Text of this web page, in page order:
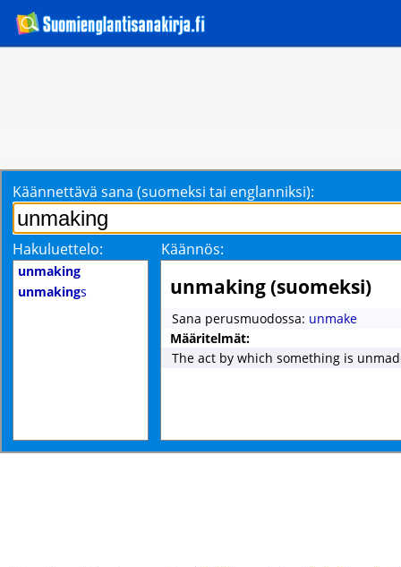
Käännettävä sana (suomeksi tai englanniksi):
Hakuluettelo: Käännös:
unmaking
unmakings unmaking (suomeksi)
Sana perusmuodossa: unmake
Määritelmät:
The act by which something is